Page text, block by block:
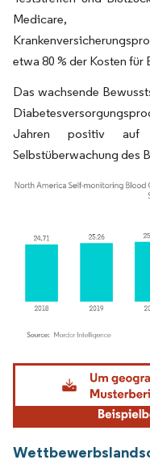
Medicare,
etwa 80 % der Kosten
Das wachsende
Jahren positiv auf
Selbstüberwachung des
Bild © Mordor Intelligence.